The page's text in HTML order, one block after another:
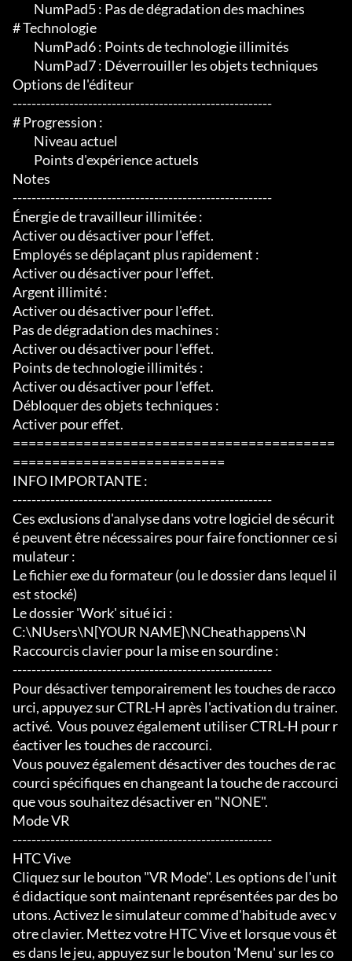
# Technologie
Options de l'éditeur
-------------------------------------------------------
# Progression :
Notes
-------------------------------------------------------
Énergie de travailleur illimitée :
Activer ou désactiver pour l'effet.
Employés se déplaçant plus rapidement :
Activer ou désactiver pour l'effet.
Argent illimité :
Activer ou désactiver pour l'effet.
Pas de dégradation des machines :
Activer ou désactiver pour l'effet.
Points de technologie illimités :
Activer ou désactiver pour l'effet.
Débloquer des objets techniques :
Activer pour effet.
=========================================
===========================
INFO IMPORTANTE :
-------------------------------------------------------
Ces exclusions d'analyse dans votre logiciel de sécurit
é peuvent être nécessaires pour faire fonctionner ce si
mulateur :
Le fichier exe du formateur (ou le dossier dans lequel il
est stocké)
Le dossier 'Work' situé ici :
C:\NUsers\N[YOUR NAME]\NCheathappens\N
Raccourcis clavier pour la mise en sourdine :
-------------------------------------------------------
Pour désactiver temporairement les touches de racco
urci, appuyez sur CTRL-H après l'activation du trainer.
activé.  Vous pouvez également utiliser CTRL-H pour r
éactiver les touches de raccourci.
Vous pouvez également désactiver des touches de rac
courci spécifiques en changeant la touche de raccourci
que vous souhaitez désactiver en "NONE".
Mode VR
-------------------------------------------------------
HTC Vive
Cliquez sur le bouton "VR Mode". Les options de l'unit
é didactique sont maintenant représentées par des bo
utons. Activez le simulateur comme d'habitude avec v
otre clavier. Mettez votre HTC Vive et lorsque vous êt
es dans le jeu, appuyez sur le bouton 'Menu' sur les co